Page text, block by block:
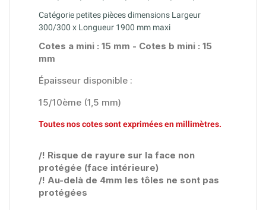
Catégorie petites pièces dimensions Largeur
300/300 x Longueur 1900 mm maxi
Cotes a mini : 15 mm - Cotes b mini : 15
mm
Épaisseur disponible :
15/10ème (1,5 mm)
Toutes nos cotes sont exprimées en millimètres.
/! Risque de rayure sur la face non
protégée (face intérieure)
/! Au-delà de 4mm les tôles ne sont pas
protégées